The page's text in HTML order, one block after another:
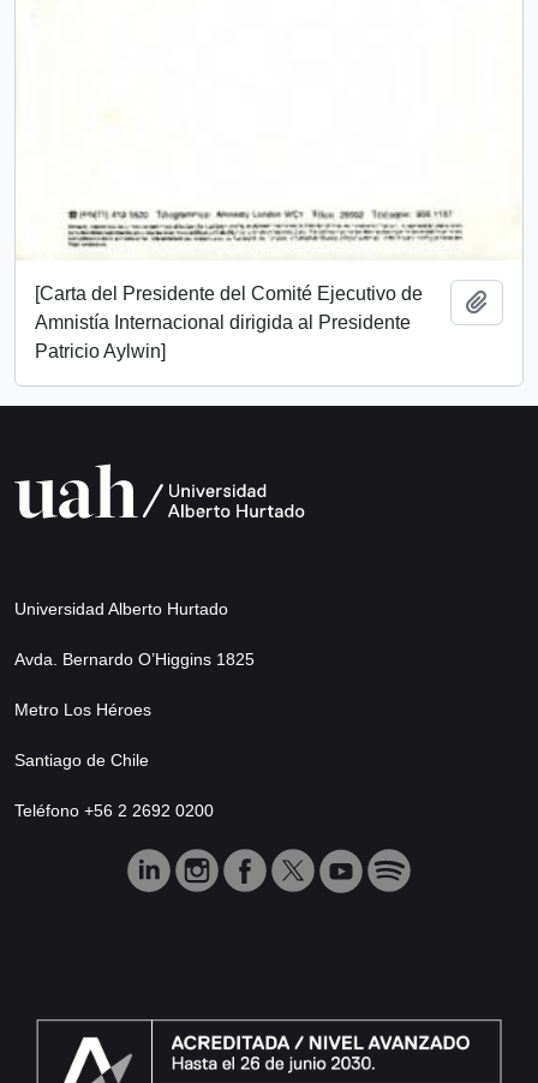
[Carta del Presidente del Comité Ejecutivo de
Amnistía Internacional dirigida al Presidente
Patricio Aylwin]
Universidad Alberto Hurtado
Avda. Bernardo O’Higgins 1825
Metro Los Héroes
Santiago de Chile
Teléfono +56 2 2692 0200